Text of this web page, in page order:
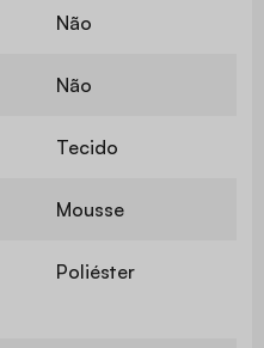
Não
Não
Tecido
Mousse
Poliéster